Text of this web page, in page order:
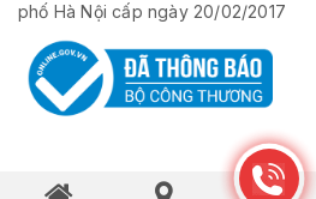
phố Hà Nội cấp ngày 20/02/2017